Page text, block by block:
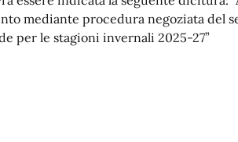
mediante procedura negoziata del
per le stagioni invernali 2025-27”